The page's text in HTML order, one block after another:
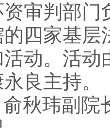
审判部门
四家基层
活动。活
良主持。
秋玮副院